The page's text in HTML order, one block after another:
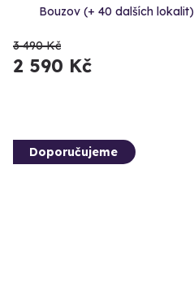
Bouzov (+ 40 dalších lokalit)
3 490 Kč
2 590 Kč
Doporučujeme